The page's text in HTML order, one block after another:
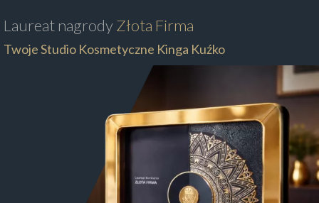
Laureat nagrodyZłota Firma
Twoje Studio Kosmetyczne Kinga Kuźko